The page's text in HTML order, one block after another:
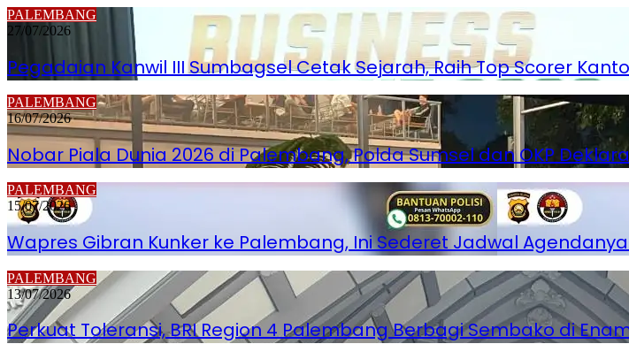
PALEMBANG
27/07/2026
Pegadaian Kanwil III Sumbagsel Cetak Sejarah, Raih Top Scorer
PALEMBANG
16/07/2026
Nobar Piala Dunia 2026 di Palembang, Polda Sumsel dan OKP
PALEMBANG
15/07/2026
Wapres Gibran Kunker ke Palembang, Ini Sederet Jadwal
PALEMBANG
13/07/2026
Perkuat Toleransi, BRI Region 4 Palembang Berbagi Sembako di